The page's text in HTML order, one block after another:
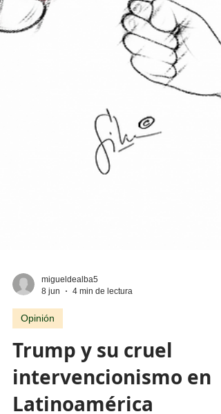
migueldealba5
8 jun
Trump y su cruel
intervencionismo en